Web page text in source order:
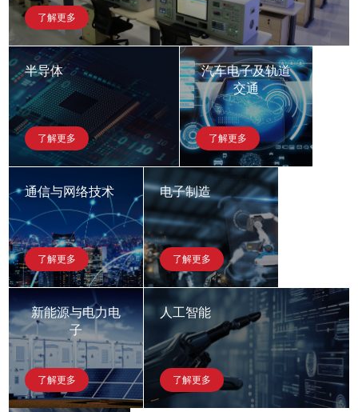
了解更多
半导体
了解更多
汽车电子及轨道
交通
了解更多
通信与网络技术
了解更多
电子制造
了解更多
新能源与电力电
子
了解更多
人工智能
了解更多